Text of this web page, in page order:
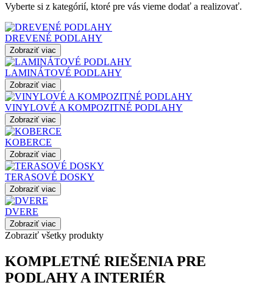
Vyberte si z kategórií, ktoré pre vás vieme dodať a realizovať.
DREVENÉ PODLAHY
Zobraziť viac
LAMINÁTOVÉ PODLAHY
Zobraziť viac
VINYLOVÉ A KOMPOZITNÉ PODLAHY
Zobraziť viac
KOBERCE
Zobraziť viac
TERASOVÉ DOSKY
Zobraziť viac
DVERE
Zobraziť viac
Zobraziť všetky produkty
KOMPLETNÉ RIEŠENIA PRE
PODLAHY A INTERIÉR